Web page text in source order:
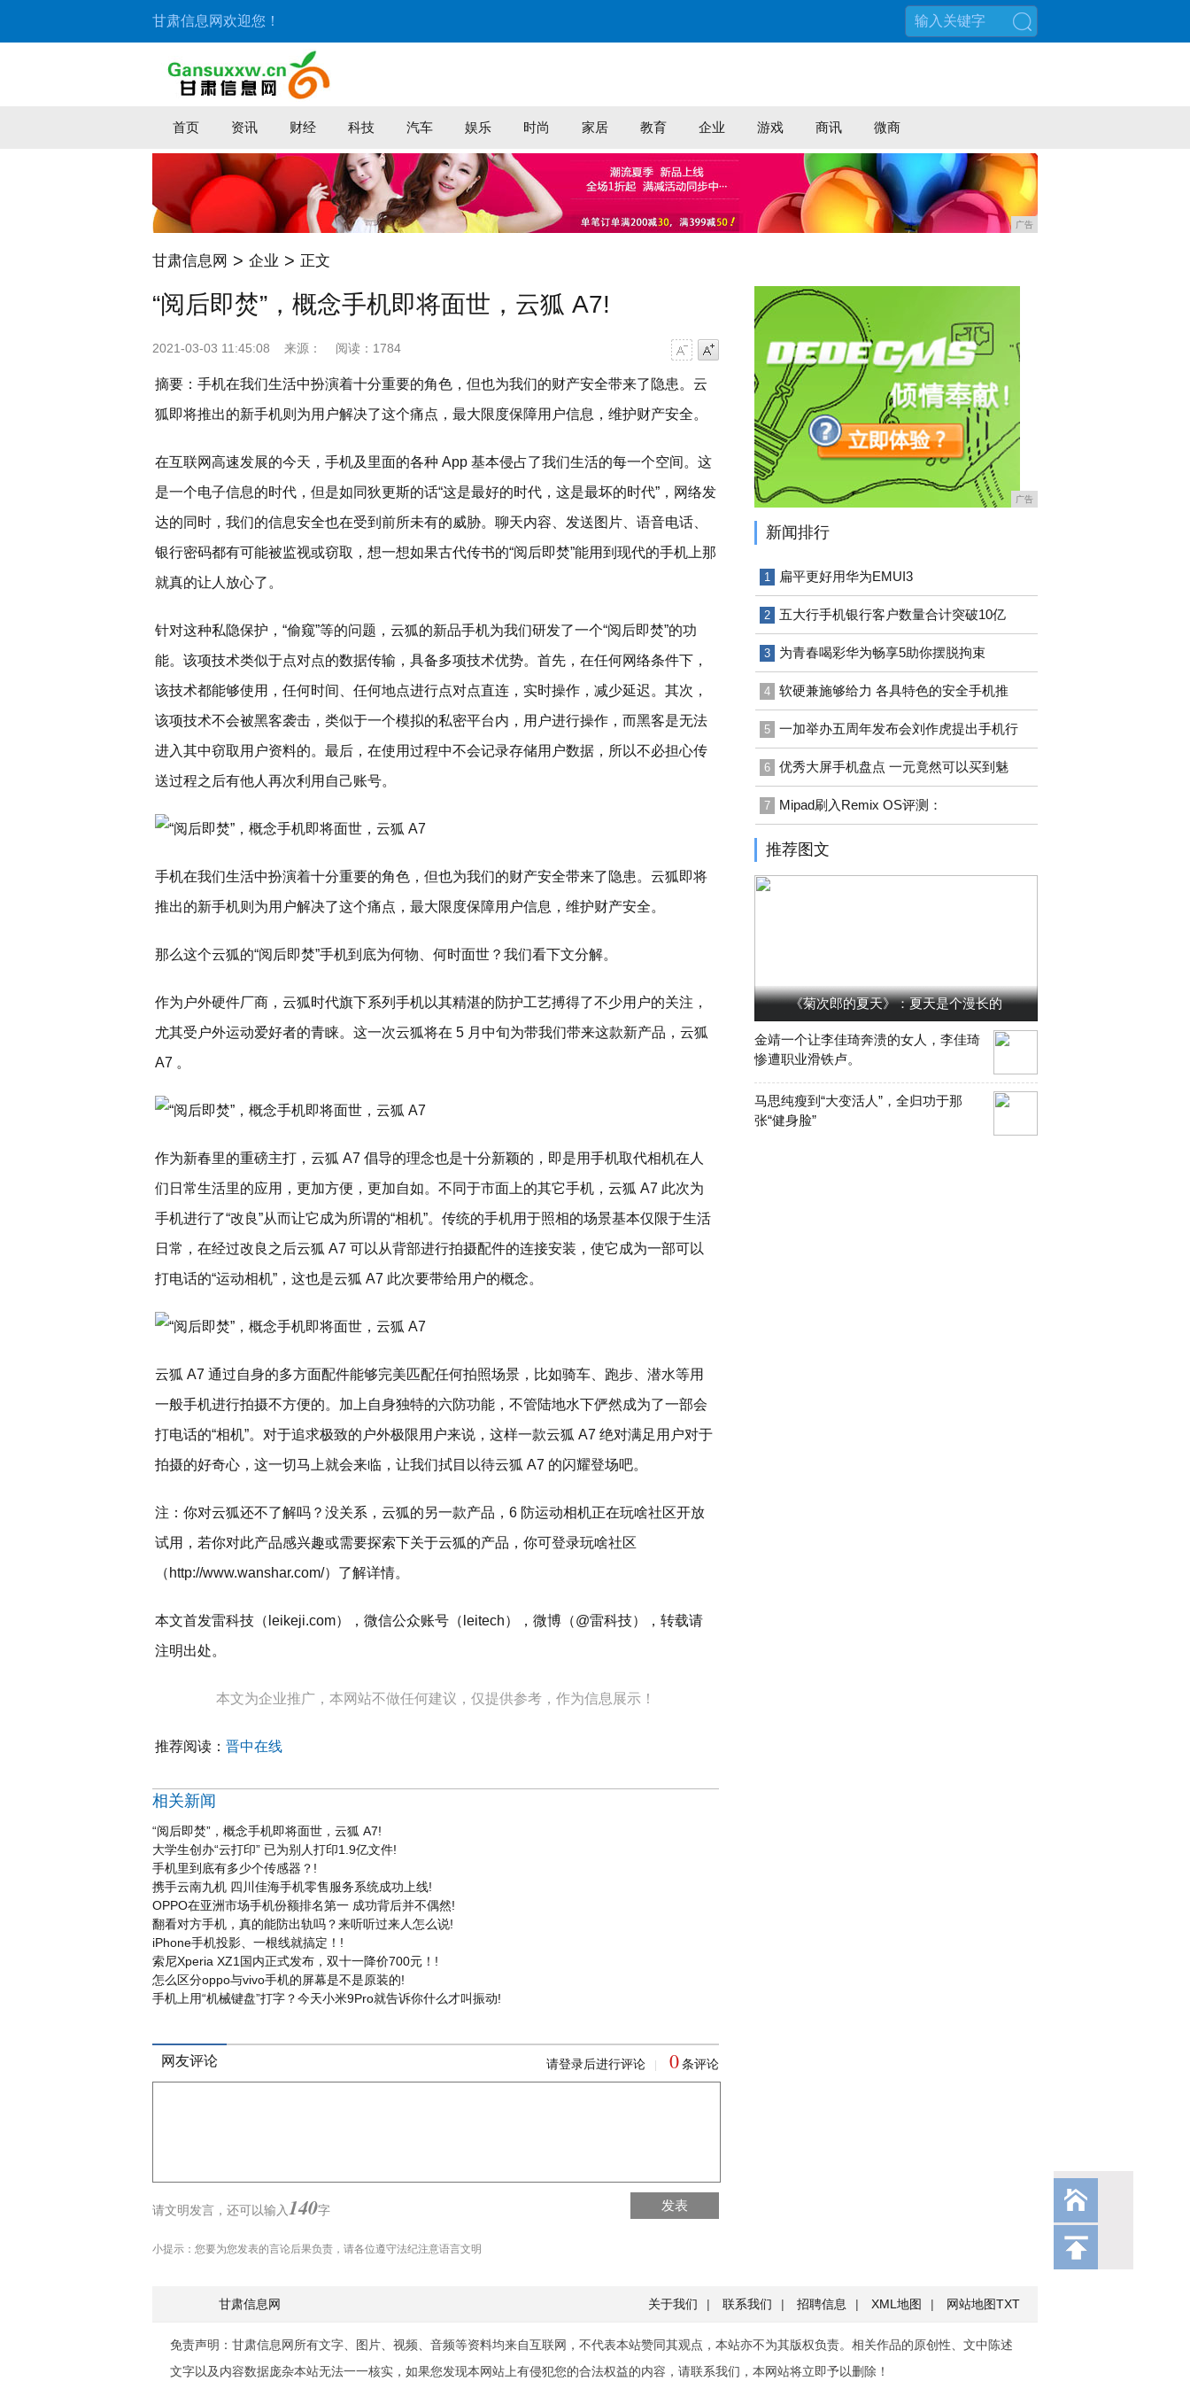
甘肃信息网欢迎您！
首页 资讯 财经 科技 汽车 娱乐 时尚 家居 教育 企业 游戏 商讯 微商
广告
甘肃信息网 > 企业 > 正文
“阅后即焚”，概念手机即将面世，云狐 A7!
2021-03-03 11:45:08 来源： 阅读：1784
摘要： 手机在我们生活中扮演着十分重要的角色，但也为我们的财产安全带来了隐患。云
狐即将推出的新手机则为用户解决了这个痛点，最大限度保障用户信息，维护财产安全。
在互联网高速发展的今天，手机及里面的各种 App 基本侵占了我们生活的每一个空间。这
是一个电子信息的时代，但是如同狄更斯的话“这是最好的时代，这是最坏的时代”，网络发
达的同时，我们的信息安全也在受到前所未有的威胁。聊天内容、发送图片、语音电话、
银行密码都有可能被监视或窃取，想一想如果古代传书的“阅后即焚”能用到现代的手机上那
就真的让人放心了。
针对这种私隐保护，“偷窥”等的问题，云狐的新品手机为我们研发了一个“阅后即焚”的功
能。该项技术类似于点对点的数据传输，具备多项技术优势。首先，在任何网络条件下，
该技术都能够使用，任何时间、任何地点进行点对点直连，实时操作，减少延迟。其次，
该项技术不会被黑客袭击，类似于一个模拟的私密平台内，用户进行操作，而黑客是无法
进入其中窃取用户资料的。最后，在使用过程中不会记录存储用户数据，所以不必担心传
送过程之后有他人再次利用自己账号。
手机在我们生活中扮演着十分重要的角色，但也为我们的财产安全带来了隐患。云狐即将
推出的新手机则为用户解决了这个痛点，最大限度保障用户信息，维护财产安全。
那么这个云狐的“阅后即焚”手机到底为何物、何时面世？我们看下文分解。
作为户外硬件厂商，云狐时代旗下系列手机以其精湛的防护工艺搏得了不少用户的关注，
尤其受户外运动爱好者的青睐。这一次云狐将在 5 月中旬为带我们带来这款新产品，云狐
A7 。
作为新春里的重磅主打，云狐 A7 倡导的理念也是十分新颖的，即是用手机取代相机在人
们日常生活里的应用，更加方便，更加自如。不同于市面上的其它手机，云狐 A7 此次为
手机进行了“改良”从而让它成为所谓的“相机”。传统的手机用于照相的场景基本仅限于生活
日常，在经过改良之后云狐 A7 可以从背部进行拍摄配件的连接安装，使它成为一部可以
打电话的“运动相机”，这也是云狐 A7 此次要带给用户的概念。
云狐 A7 通过自身的多方面配件能够完美匹配任何拍照场景，比如骑车、跑步、潜水等用
一般手机进行拍摄不方便的。加上自身独特的六防功能，不管陆地水下俨然成为了一部会
打电话的“相机”。对于追求极致的户外极限用户来说，这样一款云狐 A7 绝对满足用户对于
拍摄的好奇心，这一切马上就会来临，让我们拭目以待云狐 A7 的闪耀登场吧。
注：你对云狐还不了解吗？没关系，云狐的另一款产品，6 防运动相机正在玩啥社区开放
试用，若你对此产品感兴趣或需要探索下关于云狐的产品，你可登录玩啥社区
（http://www.wanshar.com/）了解详情。
本文首发雷科技（leikeji.com），微信公众账号（leitech），微博（@雷科技），转载请
注明出处。
本文为企业推广，本网站不做任何建议，仅提供参考，作为信息展示！
推荐阅读： 晋中在线
相关新闻
“阅后即焚”，概念手机即将面世，云狐 A7!
大学生创办“云打印” 已为别人打印1.9亿文件!
手机里到底有多少个传感器？!
携手云南九机 四川佳海手机零售服务系统成功上线!
OPPO在亚洲市场手机份额排名第一 成功背后并不偶然!
翻看对方手机，真的能防出轨吗？来听听过来人怎么说!
iPhone手机投影、一根线就搞定！!
索尼Xperia XZ1国内正式发布，双十一降价700元！!
怎么区分oppo与vivo手机的屏幕是不是原装的!
手机上用“机械键盘”打字？今天小米9Pro就告诉你什么才叫振动!
网友评论 请登录后进行评论 0条评论
请文明发言， 还可以输入140字 发表
小提示：您要为您发表的言论后果负责，请各位遵守法纪注意语言文明
广告
新闻排行
1 扁平更好用华为EMUI3
2 五大行手机银行客户数量合计突破10亿
3 为青春喝彩华为畅享5助你摆脱拘束
4 软硬兼施够给力 各具特色的安全手机推
5 一加举办五周年发布会刘作虎提出手机行
6 优秀大屏手机盘点 一元竟然可以买到魅
7 Mipad刷入Remix OS评测：
推荐图文
《菊次郎的夏天》：夏天是个漫长的
金靖一个让李佳琦奔溃的女人，李佳琦
惨遭职业滑铁卢。
马思纯瘦到“大变活人”，全归功于那
张“健身脸”
回到首页
甘肃信息网 关于我们 | 联系我们 | 招聘信息 | XML地图 | 网站地图TXT
免责声明：甘肃信息网所有文字、图片、视频、音频等资料均来自互联网，不代表本站赞同其观点，本站亦不为其版权负责。相关作品的原创性、文中陈述
文字以及内容数据庞杂本站无法一一核实，如果您发现本网站上有侵犯您的合法权益的内容，请联系我们，本网站将立即予以删除！